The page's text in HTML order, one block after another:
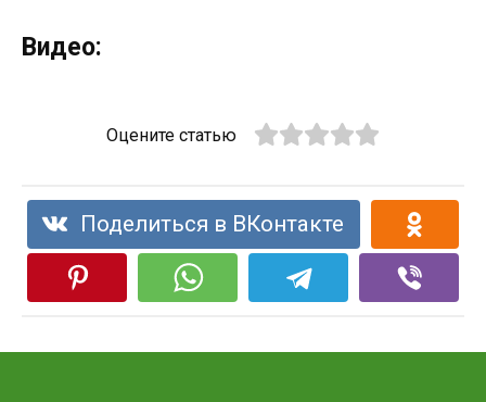
Видео:
Оцените статью
Поделиться в ВКонтакте